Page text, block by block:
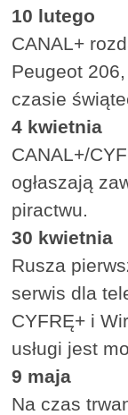
10 lutego
CANAL+
Peugeot
czasie
4 kwietnia
CANAL+/
ogłaszają
piractwu.
30 kwietnia
Rusza
serwis dla
CYFRĘ+ i
usługi jest
9 maja
Na czas